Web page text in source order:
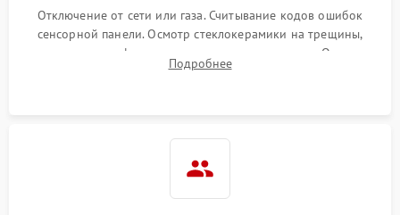
Отключение от сети или газа. Считывание кодов ошибок
сенсорной панели. Осмотр стеклокерамики на трещины,
проверка конфорок на равномерность нагрева. Опрос
клиента о симптомах (не включается, не видит посуду,
Подробнее